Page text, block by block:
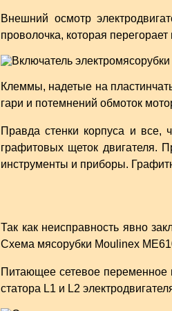
Внешний осмотр
проволочка, которая
Клеммы, надетые на
гари и потемнений обмоток
Правда стенки корпуса и все,
графитовых щеток двигателя.
инструменты и приборы.
Так как неисправность явно
Схема мясорубки Moulinex
Питающее сетевое переменное
статора L1 и L2